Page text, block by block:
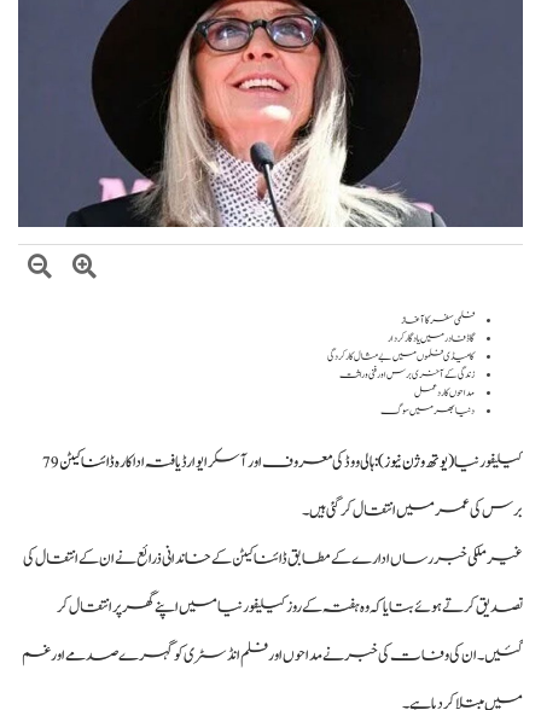
بلاول بھٹو کا آزاد کشمیر انتخابات پر دھاندلی کا الزام، ن لیگ پر سخت تنقید
ایران اور امریکہ کے درمیان ثالثی میں پاکستان کا اہم کردار، ایرانی ترجمان اسماعیل
وزیراعظم شہباز شریف کی ملک ظہیر اقبال چنڑ سے تعزیت، ملک اقبال چنڑ
کی خدمات کو خراجِ عقیدت
فلمی سفر کا آغاز
گاڈ فادر میں یادگار کردار
کامیڈی فلموں میں بے مثال کارکردگی
زندگی کے آخری برس اور فنی وراثت
مداحوں کا ردعمل
دنیا بھر میں سوگ
کیلیفورنیا(یو تھ وژن نیوز): ہالی ووڈ کی معروف اور آسکر ایوارڈ یافتہ اداکارہڈائنا کیٹن79
برس کی عمر میں انتقال کر گئی ہیں۔
غیر ملکی خبر رساں ادارے کے مطابق ڈائنا کیٹن کے خاندانی ذرائع نے ان کے انتقال کی
تصدیق کرتے ہوئے بتایا کہ وہ ہفتہ کے روز کیلیفورنیا میں اپنے گھر پر انتقال کر
گئیں۔ ان کی وفات کی خبر نے مداحوں اور فلم انڈسٹری کو گہرے صدمے اور غم
میں مبتلا کر دیا ہے۔